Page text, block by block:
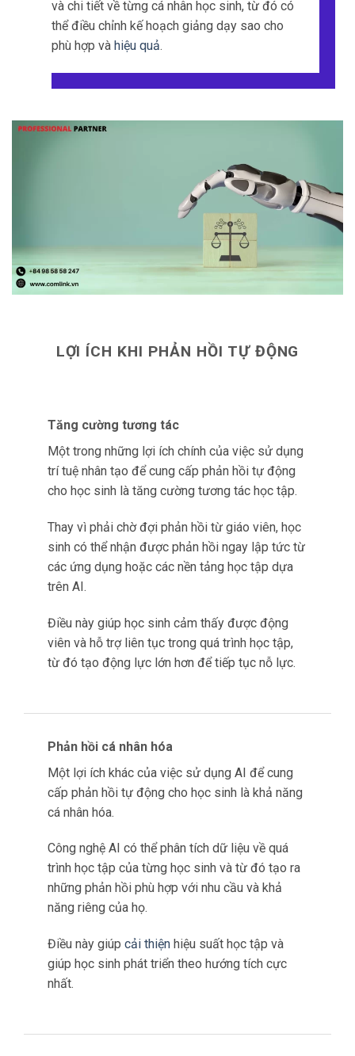
và chi tiết về từng cá nhân học sinh, từ đó có
thể điều chỉnh kế hoạch giảng dạy sao cho
phù hợp và hiệu quả.
LỢI ÍCH KHI PHẢN HỒI TỰ ĐỘNG
Tăng cường tương tác
Một trong những lợi ích chính của việc sử dụng
trí tuệ nhân tạo để cung cấp phản hồi tự động
cho học sinh là tăng cường tương tác học tập.
Thay vì phải chờ đợi phản hồi từ giáo viên, học
sinh có thể nhận được phản hồi ngay lập tức từ
các ứng dụng hoặc các nền tảng học tập dựa
trên AI.
Điều này giúp học sinh cảm thấy được động
viên và hỗ trợ liên tục trong quá trình học tập,
từ đó tạo động lực lớn hơn để tiếp tục nỗ lực.
Phản hồi cá nhân hóa
Một lợi ích khác của việc sử dụng AI để cung
cấp phản hồi tự động cho học sinh là khả năng
cá nhân hóa.
Công nghệ AI có thể phân tích dữ liệu về quá
trình học tập của từng học sinh và từ đó tạo ra
những phản hồi phù hợp với nhu cầu và khả
năng riêng của họ.
Điều này giúp cải thiện hiệu suất học tập và
giúp học sinh phát triển theo hướng tích cực
nhất.